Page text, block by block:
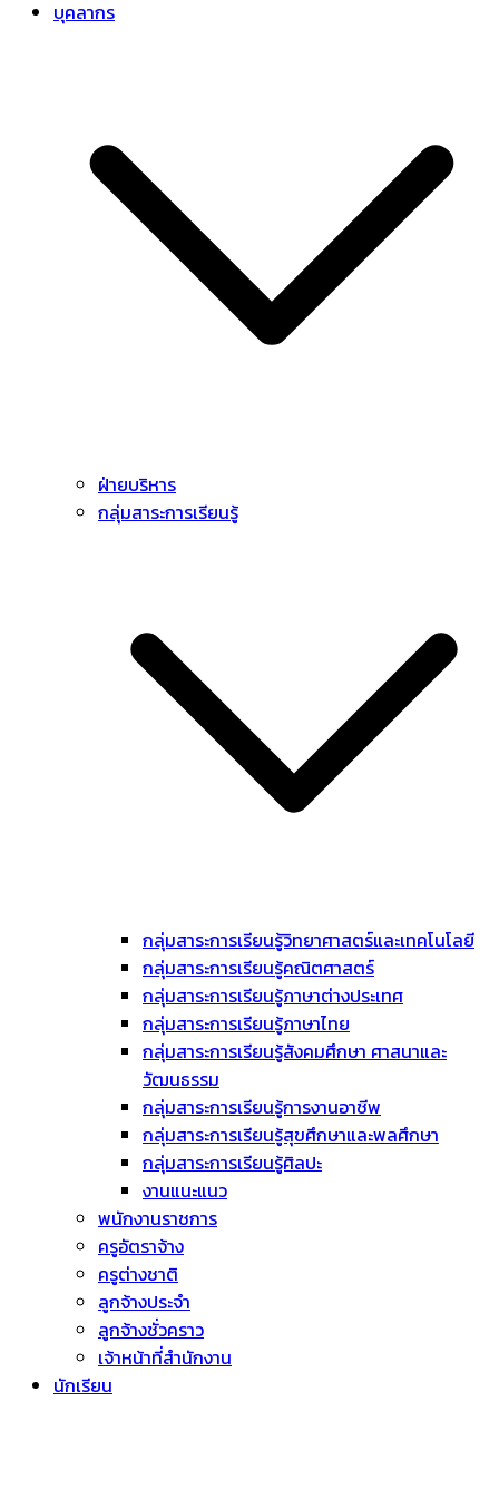
บุคลากร
ฝ่ายบริหาร
กลุ่มสาระการเรียนรู้
กลุ่มสาระการเรียนรู้วิทยาศาสตร์และเทคโนโลยี
กลุ่มสาระการเรียนรู้คณิตศาสตร์
กลุ่มสาระการเรียนรู้ภาษาต่างประเทศ
กลุ่มสาระการเรียนรู้ภาษาไทย
กลุ่มสาระการเรียนรู้สังคมศึกษา ศาสนาและ
วัฒนธรรม
กลุ่มสาระการเรียนรู้การงานอาชีพ
กลุ่มสาระการเรียนรู้สุขศึกษาและพลศึกษา
กลุ่มสาระการเรียนรู้ศิลปะ
งานแนะแนว
พนักงานราชการ
ครูอัตราจ้าง
ครูต่างชาติ
ลูกจ้างประจำ
ลูกจ้างชั่วคราว
เจ้าหน้าที่สำนักงาน
นักเรียน